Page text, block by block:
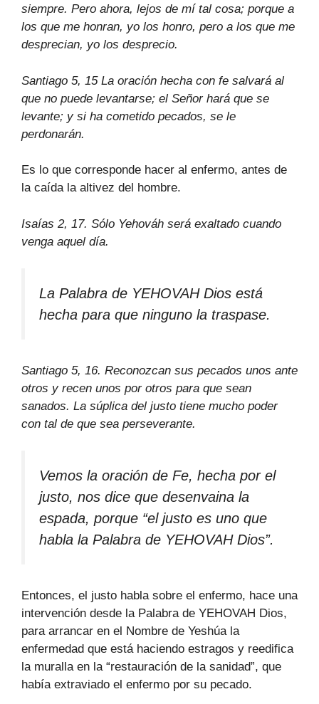
siempre. Pero ahora, lejos de mí tal cosa; porque a
los que me honran, yo los honro, pero a los que me
desprecian, yo los desprecio.
Santiago 5, 15 La oración hecha con fe salvará al
que no puede levantarse; el Señor hará que se
levante; y si ha cometido pecados, se le
perdonarán.
Es lo que corresponde hacer al enfermo, antes de
la caída la altivez del hombre.
Isaías 2, 17. Sólo Yehováh será exaltado cuando
venga aquel día.
La Palabra de YEHOVAH Dios está
hecha para que ninguno la traspase.
Santiago 5, 16. Reconozcan sus pecados unos ante
otros y recen unos por otros para que sean
sanados. La súplica del justo tiene mucho poder
con tal de que sea perseverante.
Vemos la oración de Fe, hecha por el
justo, nos dice que desenvaina la
espada, porque “el justo es uno que
habla la Palabra de YEHOVAH Dios”.
Entonces, el justo habla sobre el enfermo, hace una
intervención desde la Palabra de YEHOVAH Dios,
para arrancar en el Nombre de Yeshúa la
enfermedad que está haciendo estragos y reedifica
la muralla en la “restauración de la sanidad”, que
había extraviado el enfermo por su pecado.